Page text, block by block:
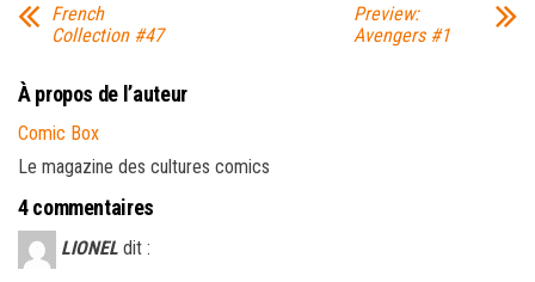
French
Collection #47
Preview:
Avengers #1
À propos de l’auteur
Comic Box
Le magazine des cultures comics
4 commentaires
LIONEL dit :